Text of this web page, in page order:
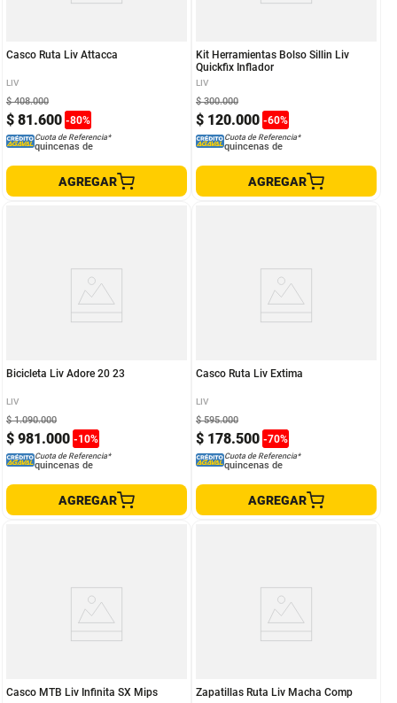
Casco Ruta Liv Attacca
LIV
$ 81.600 -80%
$ 408.000
Cuota de Referencia*
quincenas de
AGREGAR
Kit Herramientas Bolso Sillin Liv
Quickfix Inflador
LIV
$ 120.000 -60%
$ 300.000
Cuota de Referencia*
quincenas de
AGREGAR
Bicicleta Liv Adore 20 23
LIV
$ 981.000 -10%
$ 1.090.000
Cuota de Referencia*
quincenas de
AGREGAR
Casco Ruta Liv Extima
LIV
$ 178.500 -70%
$ 595.000
Cuota de Referencia*
quincenas de
AGREGAR
Casco MTB Liv Infinita SX Mips Zapatillas Ruta Liv Macha Comp